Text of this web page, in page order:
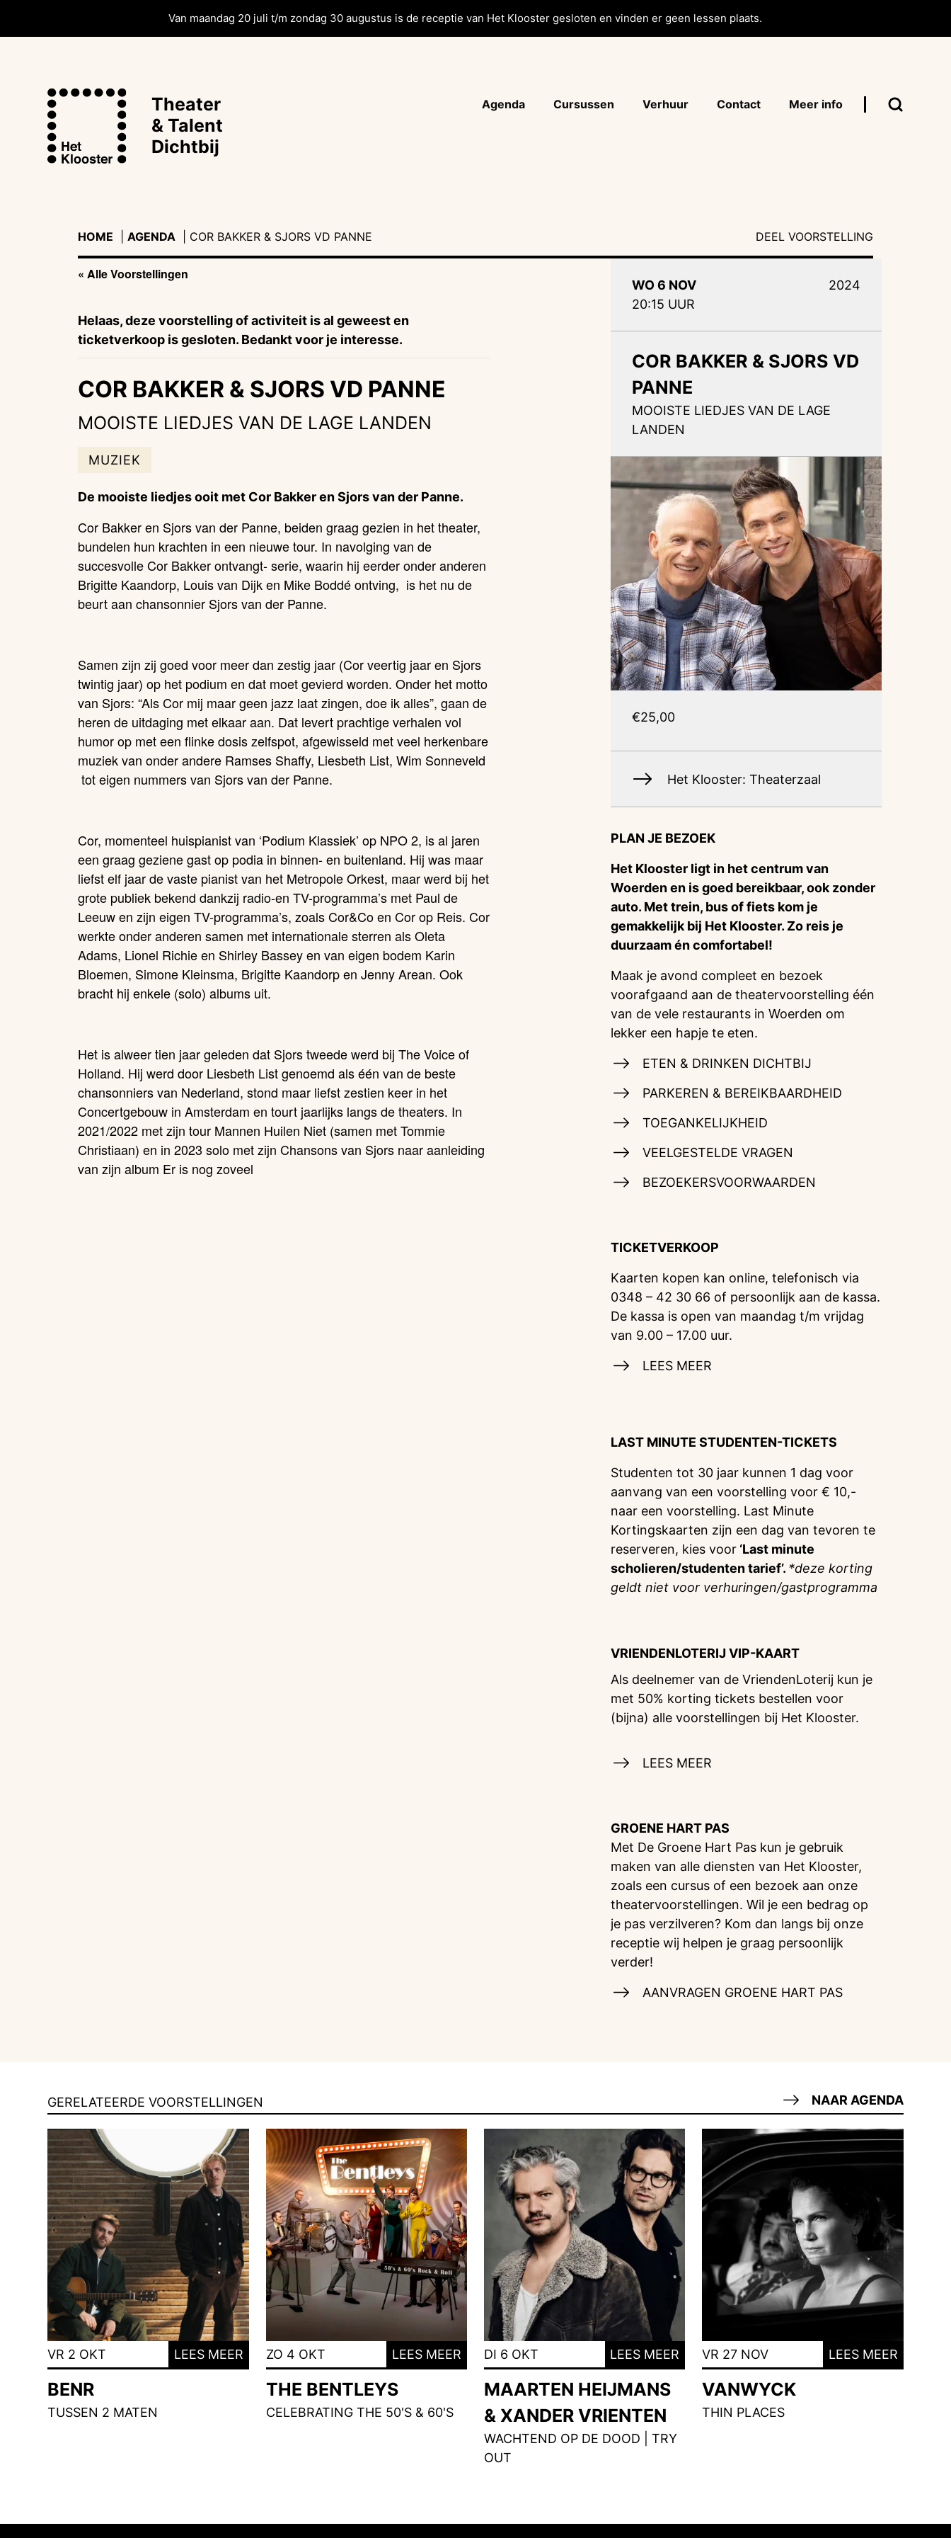
Van maandag 20 juli t/m zondag 30 augustus is de receptie van Het Klooster gesloten en vinden er geen lessen plaats.
Theater
& Talent
Dichtbij
Agenda Cursussen Verhuur Contact Meer info
HOME AGENDA
| COR BAKKER & SJORS VD PANNE DEEL VOORSTELLING
« Alle Voorstellingen
Helaas, deze voorstelling of activiteit is al geweest en
ticketverkoop is gesloten. Bedankt voor je interesse.
COR BAKKER & SJORS VD PANNE
MOOISTE LIEDJES VAN DE LAGE LANDEN
MUZIEK
De mooiste liedjes ooit met Cor Bakker en Sjors van der Panne.
Cor Bakker en Sjors van der Panne, beiden graag gezien in het theater,
bundelen hun krachten in een nieuwe tour. In navolging van de
succesvolleCor Bakker ontvangt- serie, waarin hij eerder onder anderen
Brigitte Kaandorp, Louis van Dijk en Mike Boddé ontving, is het nu de
beurt aan chansonnier Sjors van der Panne.
Samen zijn zij goed voor meer dan zestig jaar (Cor veertig jaar en Sjors
twintig jaar) op het podium en dat moet gevierd worden. Onder het motto
van Sjors: “Als Cor mij maar geen jazz laat zingen, doe ik alles”, gaan de
heren de uitdaging met elkaar aan. Dat levert prachtige verhalen vol
humor op met een flinke dosis zelfspot, afgewisseld met veel herkenbare
muziek van onder andere Ramses Shaffy, Liesbeth List, Wim Sonneveld
tot eigen nummers van Sjors van der Panne.
Cor, momenteel huispianist van ‘Podium Klassiek’ op NPO 2, is al jaren
een graag geziene gast op podia in binnen- en buitenland. Hij was maar
liefst elf jaar de vaste pianist van het Metropole Orkest, maar werd bij het
grote publiek bekend dankzij radio-en TV-programma’s met Paul de
Leeuw en zijn eigen TV-programma’s, zoalsCor&Coen Cor op Reis. Cor
werkte onder anderen samen met internationale sterren alsOleta
Adams, Lionel Richie en Shirley Bassey en van eigen bodem Karin
Bloemen, Simone Kleinsma, Brigitte Kaandorp en Jenny Arean. Ook
bracht hij enkele (solo) albums uit.
Het is alweer tien jaar geleden dat Sjors tweede werd bij The Voice of
Holland. Hij werd door Liesbeth List genoemd als één van de beste
chansonniers van Nederland, stond maar liefst zestien keer in het
Concertgebouw in Amsterdam en tourt jaarlijks langs de theaters. In
2021/2022 met zijn tour Mannen Huilen Niet(samen met Tommie
Christiaan) en in 2023 solo met zijn Chansons van Sjorsnaar aanleiding
van zijn album Er is nog zoveel
WO 6 NOV
20:15 UUR
2024
COR BAKKER & SJORS VD
PANNE
MOOISTE LIEDJES VAN DE LAGE
LANDEN
€25,00
Het Klooster: Theaterzaal
PLAN JE BEZOEK
Het Klooster ligt in het centrum van
Woerden en is goed bereikbaar, ook zonder
auto. Met trein, bus of fiets kom je
gemakkelijk bij Het Klooster. Zo reis je
duurzaam én comfortabel!
Maak je avond compleet en bezoek
voorafgaand aan de theatervoorstelling één
van de vele restaurants in Woerden om
lekker een hapje te eten.
ETEN & DRINKEN DICHTBIJ
PARKEREN & BEREIKBAARDHEID
TOEGANKELIJKHEID
VEELGESTELDE VRAGEN
BEZOEKERSVOORWAARDEN
TICKETVERKOOP
Kaarten kopen kan online, telefonisch via
0348 – 42 30 66 of persoonlijk aan de kassa.
De kassa is open van maandag t/m vrijdag
van 9.00 – 17.00 uur.
LEES MEER
LAST MINUTE STUDENTEN-TICKETS
Studenten tot 30 jaar kunnen 1 dag voor
aanvang van een voorstelling voor € 10,-
naar een voorstelling. Last Minute
Kortingskaarten zijn een dag van tevoren te
reserveren, kies voor ‘Last minute
scholieren/studenten tarief’. *deze korting
geldt niet voor verhuringen/gastprogramma
VRIENDENLOTERIJVIP-KAART
Als deelnemer van de VriendenLoterij kun je
met 50% korting tickets bestellen voor
(bijna) alle voorstellingen bij Het Klooster.
LEES MEER
GROENE HART PAS
Met De Groene Hart Pas kun je gebruik
maken van alle diensten van Het Klooster,
zoals een cursus of een bezoek aan onze
theatervoorstellingen. Wil je een bedrag op
je pas verzilveren? Kom dan langs bij onze
receptie wij helpen je graag persoonlijk
verder!
AANVRAGEN GROENE HART PAS
GERELATEERDE VOORSTELLINGEN NAAR AGENDA
VR 2 OKT LEES MEER
BENR
TUSSEN 2 MATEN
ZO 4 OKT LEES MEER
THE BENTLEYS
CELEBRATING THE 50'S & 60'S
DI 6 OKT LEES MEER
MAARTEN HEIJMANS
& XANDER VRIENTEN
WACHTEND OP DE DOOD | TRY
OUT
VR 27 NOV LEES MEER
VANWYCK
THIN PLACES